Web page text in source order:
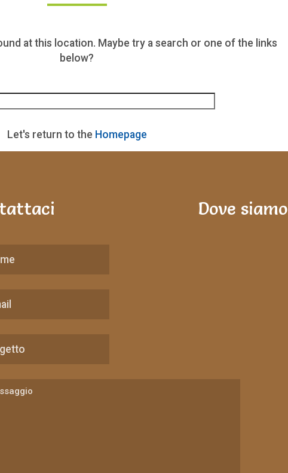
at this location. Maybe try a search or one of the links
below?
Let's return to the Homepage
Dove siamo